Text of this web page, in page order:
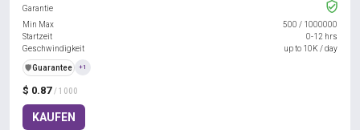
$ 0.87 / 1000
KAUFEN
Garantie
Min Max
500 / 1000000
Startzeit
0-12 hrs
Geschwindigkeit
up to 10K / day
️🛡️Guarantee +1